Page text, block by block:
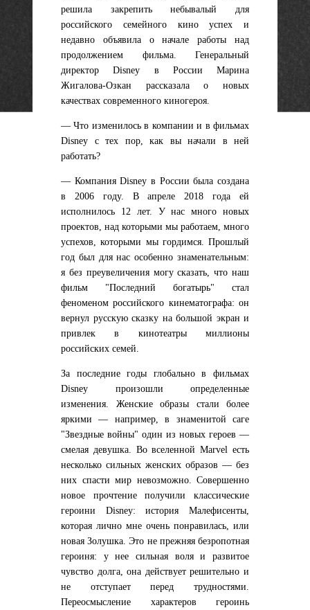
решила закрепить небывалый для
российского семейного кино успех и
недавно объявила о начале работы над
продолжением фильма. Генеральный
директор Disney в России Марина
Жигалова-Озкан рассказала о новых
качествах современного киногероя.
— Что изменилось в компании и в фильмах
Disney с тех пор, как вы начали в ней
работать?
— Компания Disney в России была создана
в 2006 году. В апреле 2018 года ей
исполнилось 12 лет. У нас много новых
проектов, над которыми мы работаем, много
успехов, которыми мы гордимся. Прошлый
год был для нас особенно знаменательным:
я без преувеличения могу сказать, что наш
фильм "Последний богатырь" стал
феноменом российского кинематографа: он
вернул русскую сказку на большой экран и
привлек в кинотеатры миллионы
российских семей.
За последние годы глобально в фильмах
Disney произошли определенные
изменения. Женские образы стали более
яркими — например, в знаменитой саге
"Звездные войны" один из новых героев —
смелая девушка. Во вселенной Marvel есть
несколько сильных женских образов — без
них спасти мир невозможно. Совершенно
новое прочтение получили классические
героини Disney: история Малефисенты,
которая лично мне очень понравилась, или
новая Золушка. Это не прежняя безропотная
героиня: у нее сильная воля и развитое
чувство долга, она действует решительно и
не отступает перед трудностями.
Переосмысление характеров героинь